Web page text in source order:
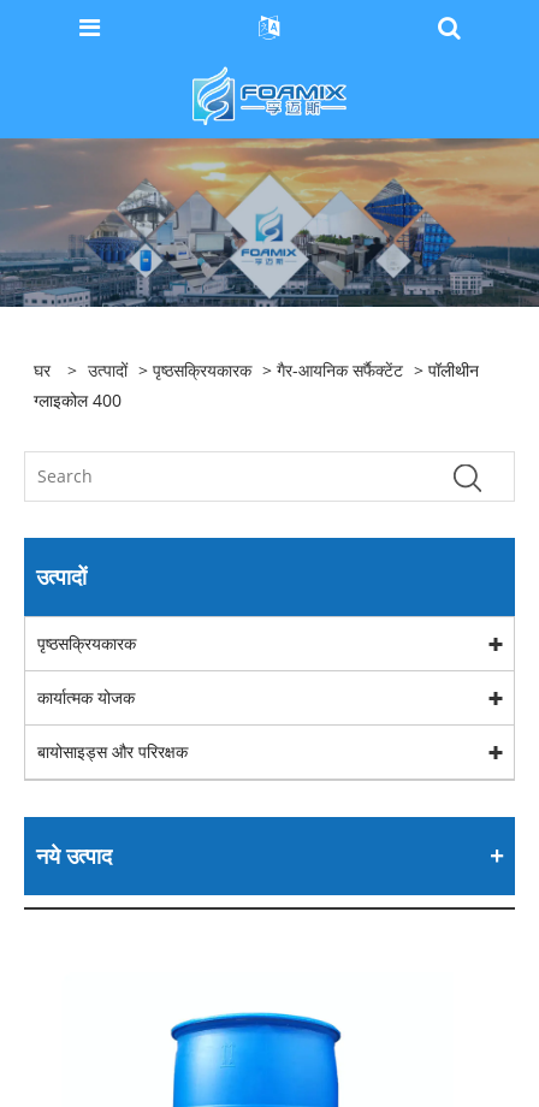
घर > उत्पादों >पृष्ठसक्रियकारक >गैर-आयनिक सर्फैक्टेंट > पॉलीथीन
ग्लाइकोल 400
उत्पादों
पृष्ठसक्रियकारक
कार्यात्मक योजक
बायोसाइड्स और परिरक्षक
नये उत्पाद